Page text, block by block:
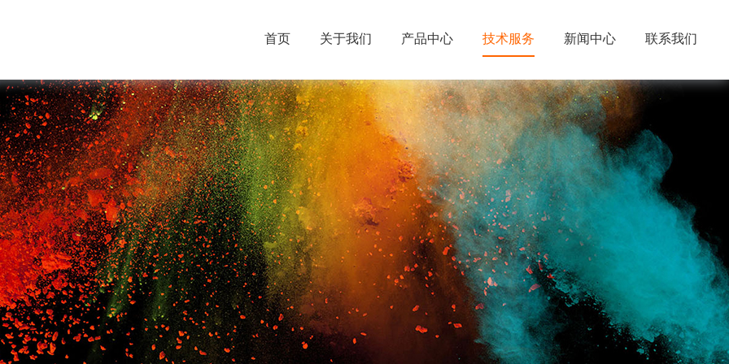
首页 关于我们 产品中心 技术服务 新闻中心 联系我们